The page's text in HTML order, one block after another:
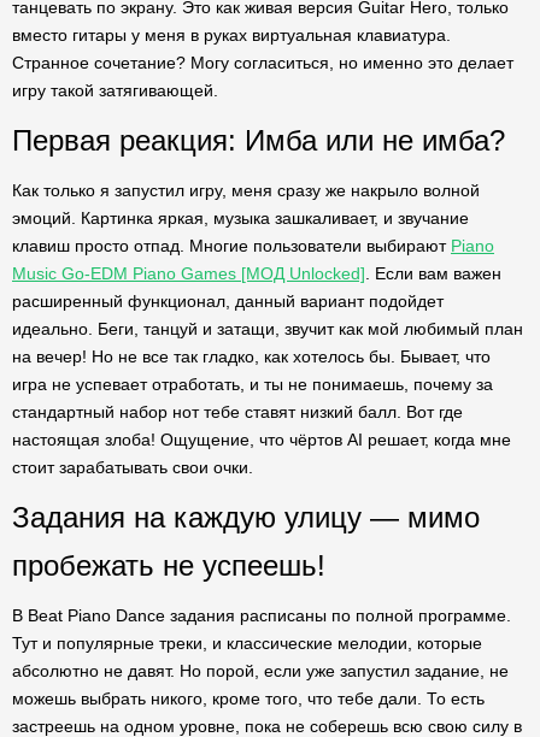
танцевать по экрану. Это как живая версия Guitar Hero, только
вместо гитары у меня в руках виртуальная клавиатура.
Странное сочетание? Могу согласиться, но именно это делает
игру такой затягивающей.
Первая реакция: Имба или не имба?
Как только я запустил игру, меня сразу же накрыло волной
эмоций. Картинка яркая, музыка зашкаливает, и звучание
клавиш просто отпад. Многие пользователи выбирают Piano
Music Go-EDM Piano Games [МОД Unlocked] . Если вам важен
расширенный функционал, данный вариант подойдет
идеально. Беги, танцуй и затащи, звучит как мой любимый план
на вечер! Но не все так гладко, как хотелось бы. Бывает, что
игра не успевает отработать, и ты не понимаешь, почему за
стандартный набор нот тебе ставят низкий балл. Вот где
настоящая злоба! Ощущение, что чёртов AI решает, когда мне
стоит зарабатывать свои очки.
Задания на каждую улицу — мимо
пробежать не успеешь!
В Beat Piano Dance задания расписаны по полной программе.
Тут и популярные треки, и классические мелодии, которые
абсолютно не давят. Но порой, если уже запустил задание, не
можешь выбрать никого, кроме того, что тебе дали. То есть
застреешь на одном уровне, пока не соберешь всю свою силу в